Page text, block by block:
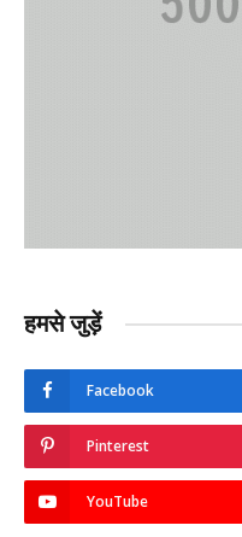
हमसे जुड़ें
Facebook
Pinterest
YouTube